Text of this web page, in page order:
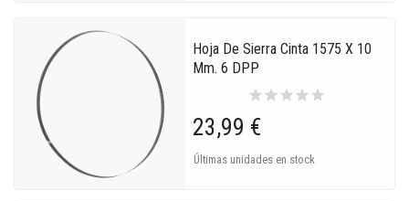
Hoja De Sierra Cinta 1575 X 10
Mm. 6 DPP
starstarstarstarstar
23,99 €
Últimas unidades en stock